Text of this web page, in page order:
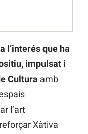
l’interés que ha
impulsat i
Cultura amb
l’art
Xàtiva